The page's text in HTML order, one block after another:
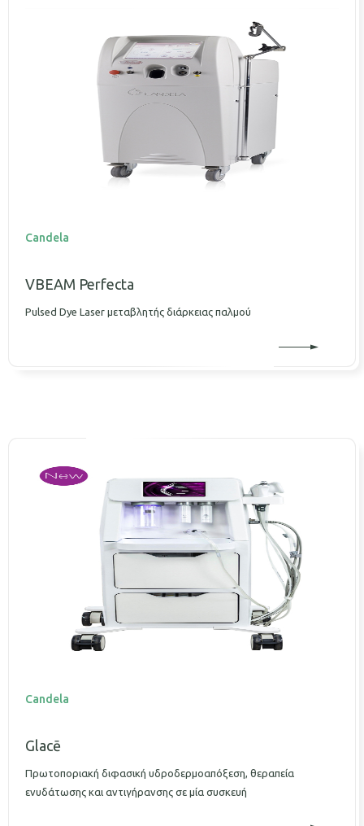
Candela
VBEAM Perfecta
Pulsed Dye Laser μεταβλητής διάρκειας παλμού
Candela
Glacē
Πρωτοποριακή διφασική υδροδερμοαπόξεση, θεραπεία
ενυδάτωσης και αντιγήρανσης σε μία συσκευή